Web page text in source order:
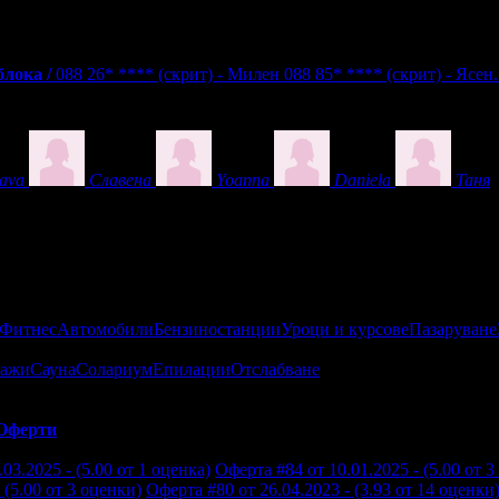
/ 088 26* **** (скрит) - Mилен 088 85* **** (скрит) - Ясен.
Славена Yoanna Daniela
Таня
АвтомобилиБензиностанцииУроци и курсовеПазаруване
СаунаСолариумЕпилацииОтслабване
- (5.00 от 1 оценка) Оферта #84 от 10.01.2025 - (5.00 от
от 3 оценки) Оферта #80 от 26.04.2023 - (3.93 от 14 оценки)